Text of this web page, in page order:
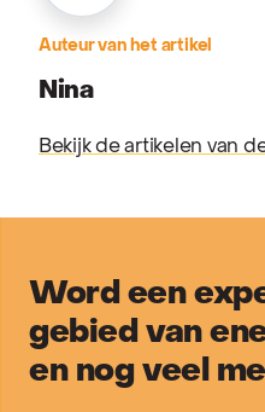
Auteur van het artikel
Nina
Bekijk de artikelen van
Word een
gebied van
en nog veel